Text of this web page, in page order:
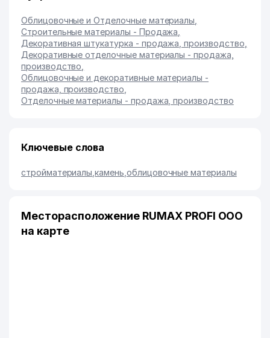
Облицовочные и Отделочные материалы
Строительные материалы - Продажа
Декоративная штукатурка - продажа, производство
Декоративные отделочные материалы - продажа,
производство
Облицовочные и декоративные материалы -
продажа, производство
Отделочные материалы - продажа, производство
Ключевые слова
стройматериалы ,камень облицовочные материалы
Месторасположение RUMAX PROFI ООО
на карте